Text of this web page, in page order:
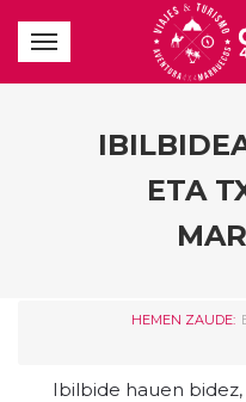
ETA
HEMEN ZAUDE:
Ibilbide hauen bidez,